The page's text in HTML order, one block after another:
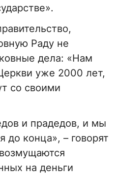
Раду не
дела: «Нам
уже 2000 лет,
со своими
и прадедов, и мы
до конца», – говорят
на деньги